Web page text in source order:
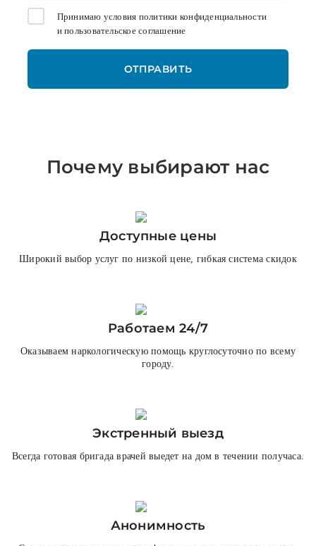
Принимаю условия политики конфиденциальности
ипользовательское соглашение
Почему выбирают нас
Доступные цены
Широкий выбор услуг по низкой цене, гибкая система скидок
Работаем 24/7
Оказываем наркологическую помощь круглосуточно по всему
городу.
Экстренный выезд
Всегда готовая бригада врачей выедет на дом в течении получаса.
Анонимность